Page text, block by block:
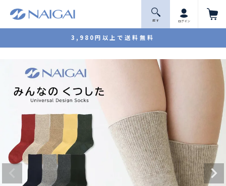
3,980円以上で送料無料
探 す ログイン